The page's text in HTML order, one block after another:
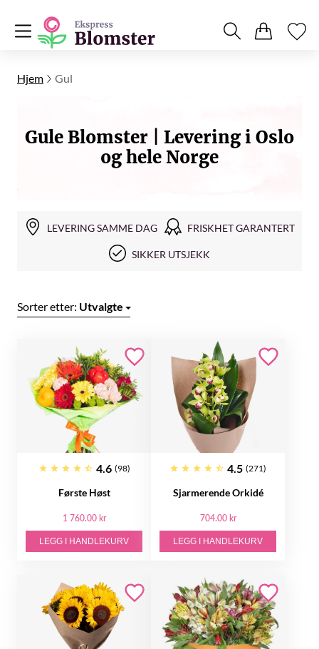
Hjem Gul
Gule Blomster | Levering i Oslo
og hele Norge
LEVERING SAMME DAG FRISKHET GARANTERT
SIKKER UTSJEKK
Sorter etter: Utvalgte
4.6 (98)
Første Høst
1 760.00 kr
LEGG I HANDLEKURV
4.5 (271)
Sjarmerende Orkidé
704.00 kr
LEGG I HANDLEKURV